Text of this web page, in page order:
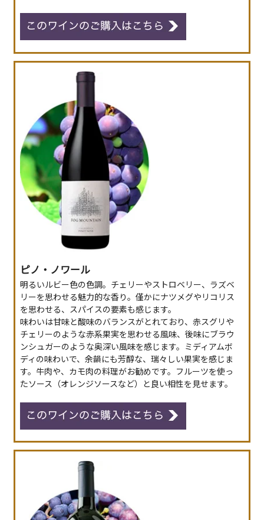
ピノ・ノワール
明るいルビー色の色調。チェリーやストロベリー、ラズベ
リーを思わせる魅力的な香り。僅かにナツメグやリコリス
を思わせる、スパイスの要素も感じます。
味わいは甘味と酸味のバランスがとれており、赤スグリや
チェリーのような赤系果実を思わせる風味、後味にブラウ
ンシュガーのような奥深い風味を感じます。ミディアムボ
ディの味わいで、余韻にも芳醇な、瑞々しい果実を感じま
す。牛肉や、カモ肉の料理がお勧めです。フルーツを使っ
たソース（オレンジソースなど）と良い相性を見せます。